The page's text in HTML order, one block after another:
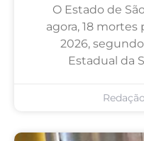
O Estado de
agora, 18
2026,
Estadual da
Redação